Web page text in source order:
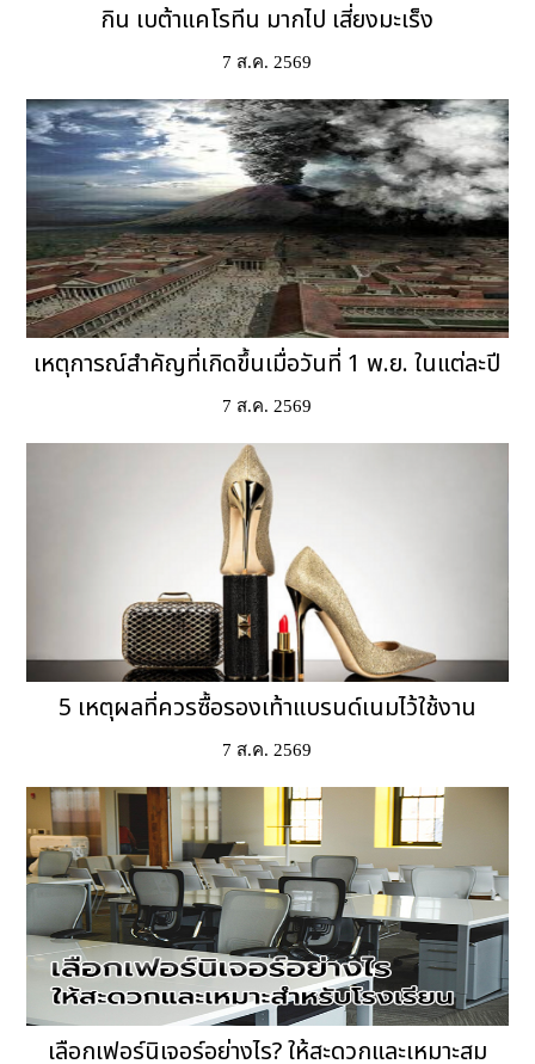
กิน เบต้าแคโรทีน มากไป เสี่ยงมะเร็ง
7 ส.ค. 2569
เหตุการณ์สำคัญที่เกิดขึ้นเมื่อวันที่ 1 พ.ย. ในแต่ละปี
7 ส.ค. 2569
5 เหตุผลที่ควรซื้อรองเท้าแบรนด์เนมไว้ใช้งาน
7 ส.ค. 2569
เลือกเฟอร์นิเจอร์อย่างไร? ให้สะดวกและเหมาะสม